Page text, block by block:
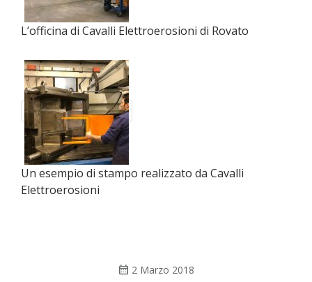
L’officina di Cavalli Elettroerosioni di Rovato
Un esempio di stampo realizzato da Cavalli
Elettroerosioni
calendar_month 2 Marzo 2018